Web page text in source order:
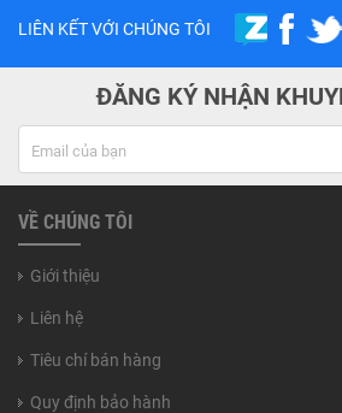
LIÊN KẾT VỚI CHÚNG TÔI
ĐĂNG KÝ NHẬN
VỀ CHÚNG TÔI
Giới thiệu
Liên hệ
Tiêu chí bán hàng
Quy định bảo hành